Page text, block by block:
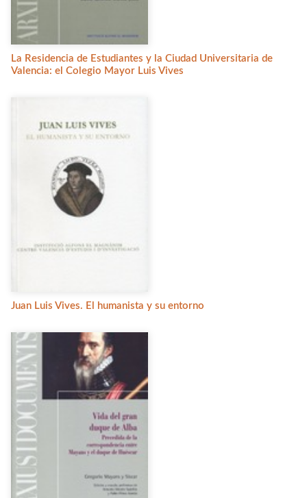
La Residencia de Estudiantes y la Ciudad Universitaria de
Valencia: el Colegio Mayor Luis Vives
Juan Luis Vives. El humanista y su entorno